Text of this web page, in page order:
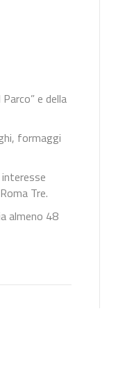
e della
formaggi
Tre.
almeno 48